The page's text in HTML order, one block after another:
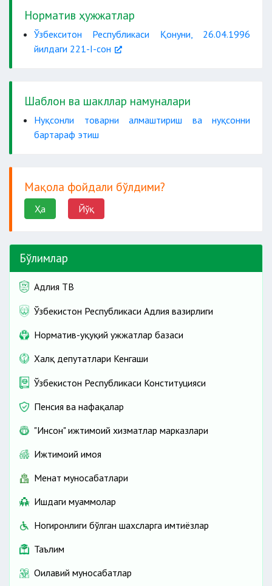
Норматив ҳужжатлар
Ўзбекситон Республикаси Қонуни, 26.04.1996
йилдаги 221-I-сон
Шаблон ва шакллар намуналари
Нуқсонли товарни алмаштириш ва нуқсонни
бартараф этиш
Мақола фойдали бўлдими?
Ҳа Йўқ
Бўлимлар
Адлия ТВ
Ўзбекистон Республикаси Адлия вазирлиги
Норматив-ҳуқуқий ҳужжатлар базаси
Халқ депутатлари Кенгаши
Ўзбекистон Республикаси Конституцияси
Пенсия ва нафақалар
"Инсон" ижтимоий хизматлар марказлари
Ижтимоий ҳимоя
Меҳнат муносабатлари
Ишдаги муаммолар
Ногиронлиги бўлган шахсларга имтиёзлар
Таълим
Оилавий муносабатлар